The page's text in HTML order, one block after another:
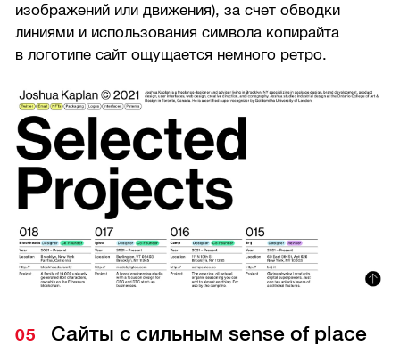
изображений или движения), за счет обводки
линиями и использования символа копирайта
в логотипе сайт ощущается немного ретро.
Сайты с сильным sense of place